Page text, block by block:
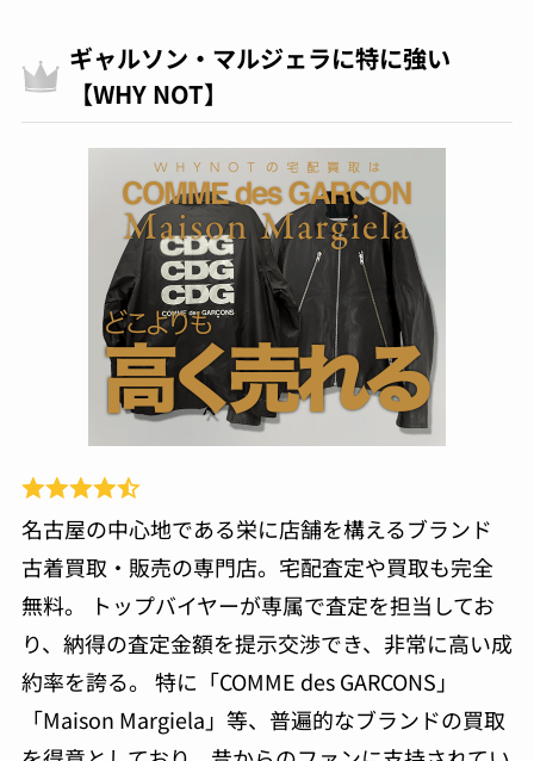
ギャルソン・マルジェラに特に強い
【WHY NOT】
名古屋の中心地である栄に店舗を構えるブランド
古着買取・販売の専門店。宅配査定や買取も完全
無料。 トップバイヤーが専属で査定を担当してお
り、納得の査定金額を提示交渉でき、非常に高い成
約率を誇る。 特に「COMME des GARCONS」
「Maison Margiela」等、普遍的なブランドの買取